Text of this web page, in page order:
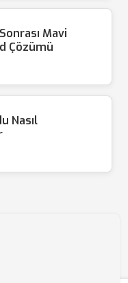
Mavi
Çözümü
Nasıl